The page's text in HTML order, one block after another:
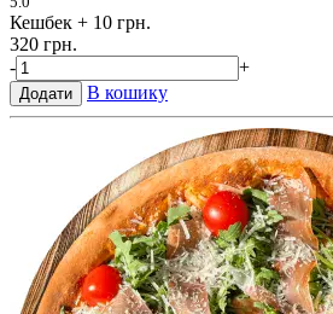
Кешбек + 10 грн.
320 грн.
-
+
Додати В кошику